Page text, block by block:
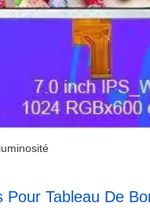
Pour Tableau De